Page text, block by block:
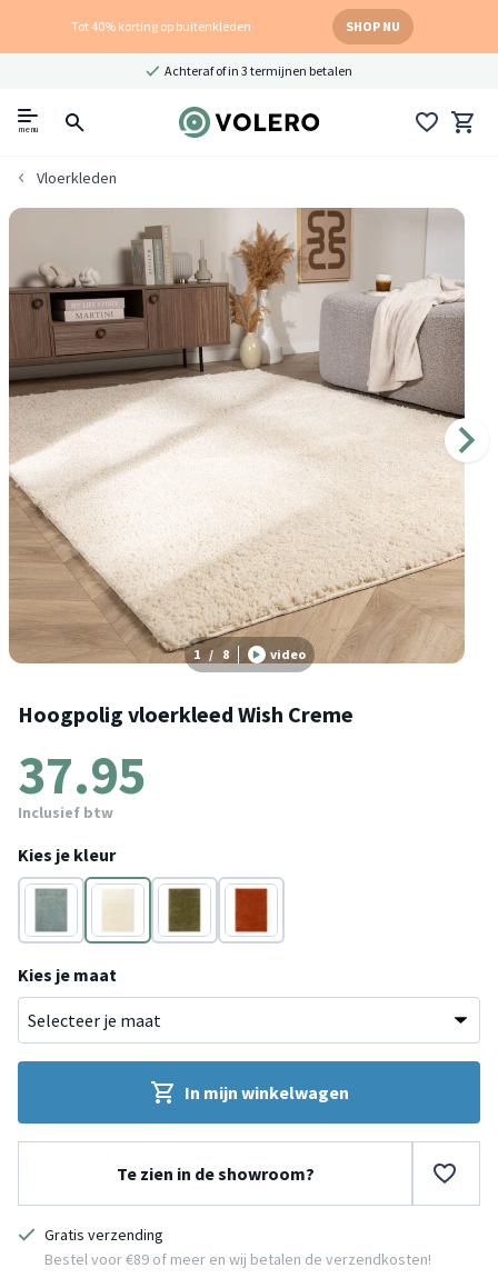
Tot 40% korting op buitenkleden SHOP NU
Achteraf of in 3 termijnen betalen
menu
Vloerkleden
1 / 8 video
Hoogpolig vloerkleed Wish Creme
37.95
Inclusief btw
Kies je kleur
Groen Crème Groen
Terracotta
Kies je maat
In mijn winkelwagen
Te zien in de showroom?
Gratis verzending
Bestel voor €89 of meer en wij betalen de verzendkosten!